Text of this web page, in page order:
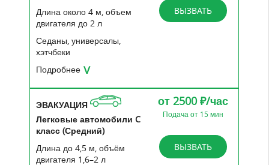
Эвакуация
от 2500 руб/час
Эвакуатор легковых
автомобилей до 1.5т
автомобилей до 2000 кг.
Эвакуатор легковых
автомобилей от 2500кг.
от 2500/час
Пробег за городом
от 65 руб/км
Пробег за территорией
РФ
от 2 eur/км
Длина около 4 м, объем
двигателя до 2 л
Седаны, универсалы,
хэтчбеки
ВЫЗВАТЬ
Подробнее
Тоннаж
от 0,8 до 1,1 тонн
Марки
Mini Cooper, Toyota Yaris, Lada
Granta, Ford Fiesta, Opel Corsa,
Hyundai Getz
ЭВАКУАЦИЯ
Легковые автомобили C
класс (Средний)
Длина до 4,5 м, объём
двигателя 1,6–2 л
от 2500 ₽/час
Подача от 15 мин
ВЫЗВАТЬ